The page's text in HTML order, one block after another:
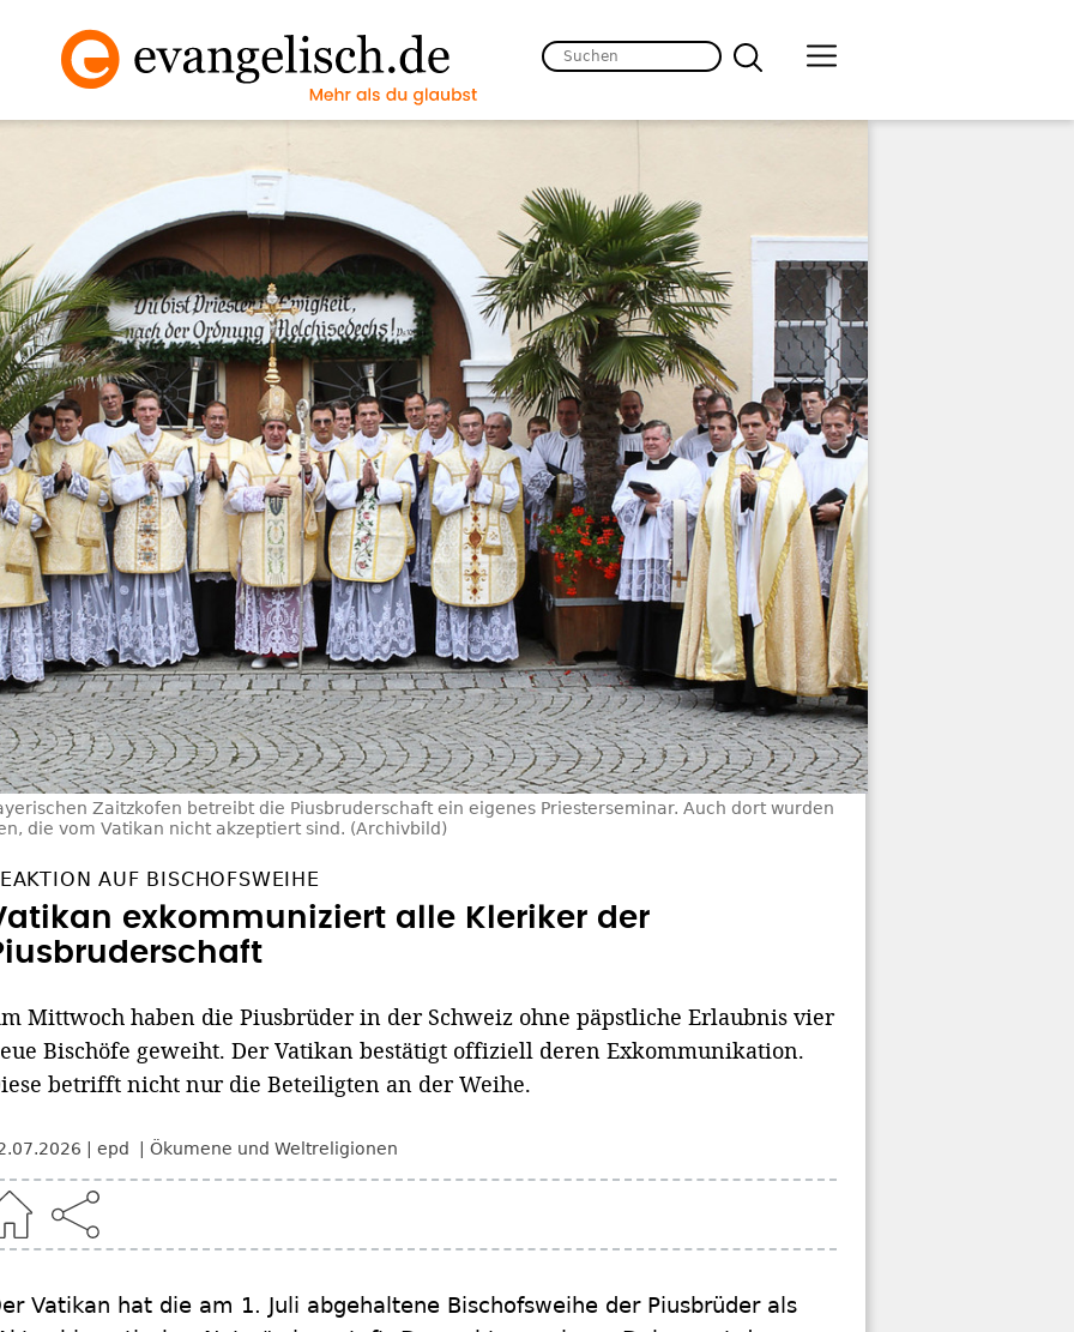
Zaitzkofen betreibt die Piusbruderschaft ein eigenes Priesterseminar. Auch dort wurden
die vom Vatikan nicht akzeptiert sind. (Archivbild)
AUF BISCHOFSWEIHE
exkommuniziert alle Kleriker der
Mittwoch haben die Piusbrüder in der Schweiz ohne päpstliche Erlaubnis vier
Bischöfe geweiht. Der Vatikan bestätigt offiziell deren Exkommunikation.
betrifft nicht nur die Beteiligten an der Weihe.
epd Ökumene und Weltreligionen
Vatikan hat die am 1. Juli abgehaltene Bischofsweihe der Piusbrüder als